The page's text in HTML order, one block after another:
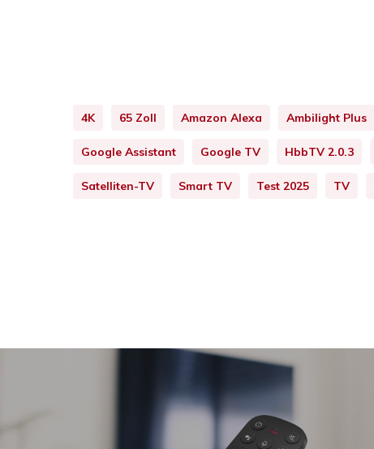
4K 65 Zoll Amazon Alexa Ambilight Plus
Google Assistant Google TV HbbTV 2.0.3
Satelliten-TV Smart TV Test 2025 TV